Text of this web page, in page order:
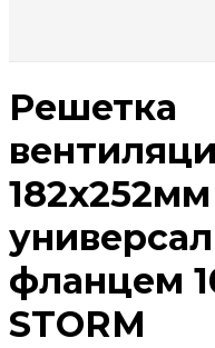
Решетка
фланцем
STORM